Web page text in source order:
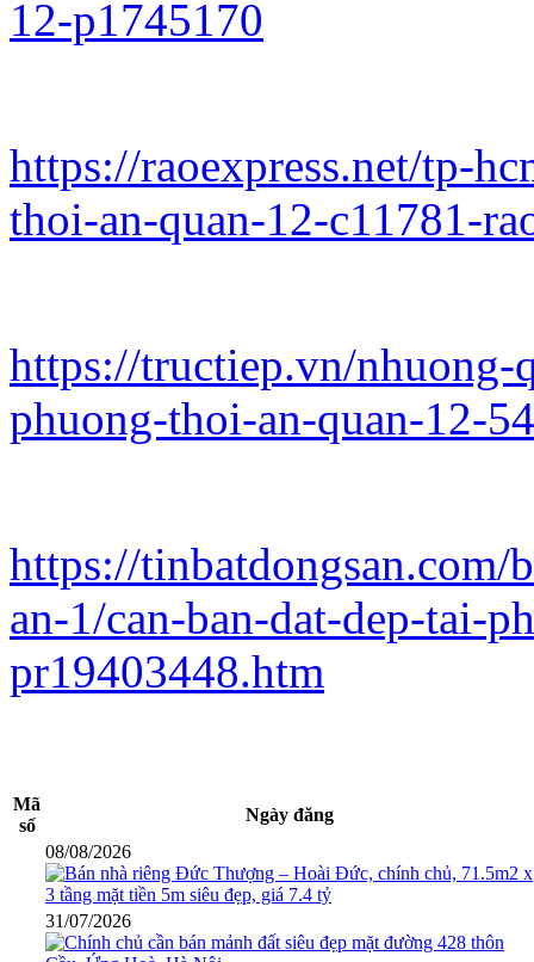
12-p1745170
https://raoexpress.net/tp-
thoi-an-quan-12-c11781-
https://tructiep.vn/nhuong-
phuong-thoi-an-quan-12-
https://
an-1/can-ban-dat-dep-tai-
pr19403448.htm
Mã
số
Ngày đăng
08/08/2026
31/07/2026